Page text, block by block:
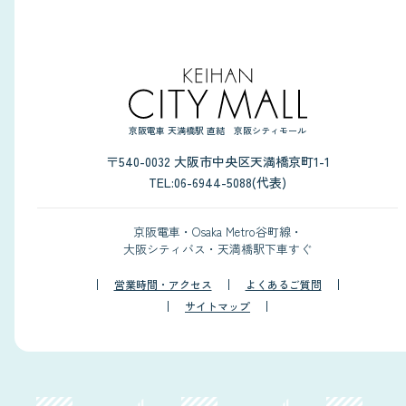
京阪電車 天満橋駅 直結 京阪シティモール
〒540-0032 大阪市中央区天満橋京町1-1
TEL:06-6944-5088(代表)
京阪電車・Osaka Metro谷町線・
大阪シティバス・天満橋駅下車すぐ
営業時間・アクセス
よくあるご質問
サイトマップ